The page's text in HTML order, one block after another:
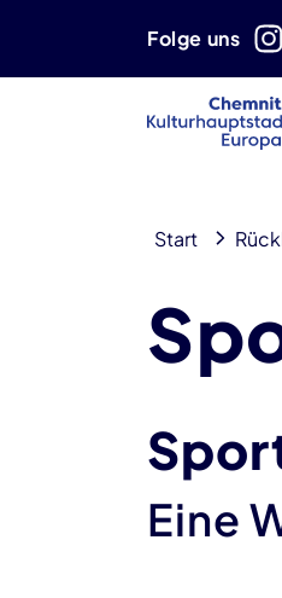
Folge uns
Start
Eine